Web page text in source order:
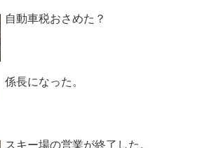
自動車税おさめた？
係長になった。
スキー場の営業が終了した。